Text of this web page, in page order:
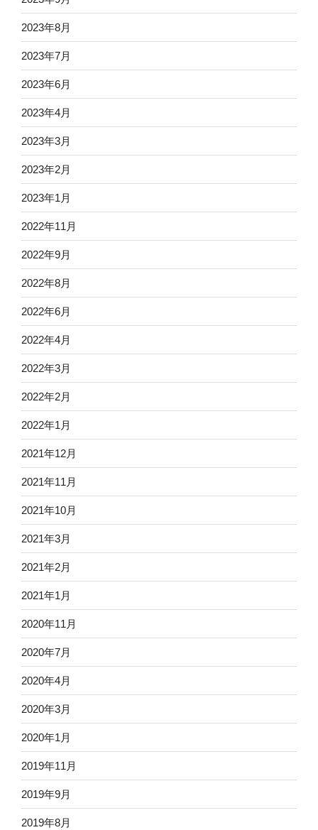
2023年8月
2023年7月
2023年6月
2023年4月
2023年3月
2023年2月
2023年1月
2022年11月
2022年9月
2022年8月
2022年6月
2022年4月
2022年3月
2022年2月
2022年1月
2021年12月
2021年11月
2021年10月
2021年3月
2021年2月
2021年1月
2020年11月
2020年7月
2020年4月
2020年3月
2020年1月
2019年11月
2019年9月
2019年8月